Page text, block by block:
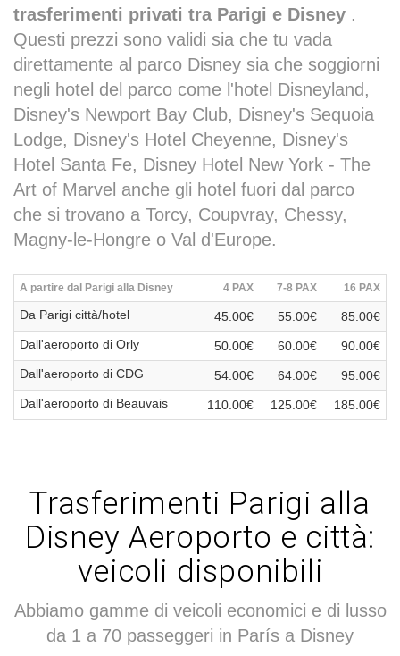
trasferimenti privati tra Parigi e Disney .
Questi prezzi sono validi sia che tu vada
direttamente al parco Disney sia che soggiorni
negli hotel del parco come l'hotel Disneyland,
Disney's Newport Bay Club, Disney's Sequoia
Lodge, Disney's Hotel Cheyenne, Disney's
Hotel Santa Fe, Disney Hotel New York - The
Art of Marvel anche gli hotel fuori dal parco
che si trovano a Torcy, Coupvray, Chessy,
Magny-le-Hongre o Val d'Europe.
A partire dal Parigi alla Disney 4 PAX 7-8 PAX 16 PAX
Da Parigi città/hotel 45.00€ 55.00€
85.00€
Dall'aeroporto di Orly
50.00€ 60.00€
90.00€
Dall'aeroporto di CDG
54.00€ 64.00€
95.00€
Dall'aeroporto di Beauvais
110.00€ 125.00€ 185.00€
Trasferimenti Parigi alla
Disney Aeroporto e città:
veicoli disponibili
Abbiamo gamme di veicoli economici e di lusso
da 1 a 70 passeggeri in París a Disney